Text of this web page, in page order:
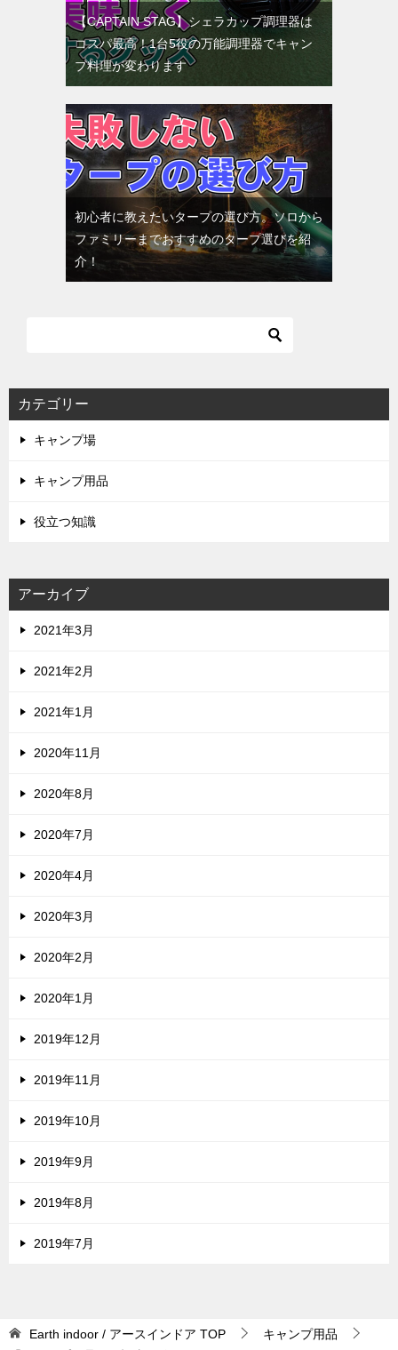
【CAPTAIN STAG】シェラカップ調理器は
コスパ最高！1台5役の万能調理器でキャン
プ料理が変わります
初心者に教えたいタープの選び方。ソロから
ファミリーまでおすすめのタープ選びを紹
介！
カテゴリー
キャンプ場
キャンプ用品
役立つ知識
アーカイブ
2021年3月
2021年2月
2021年1月
2020年11月
2020年8月
2020年7月
2020年4月
2020年3月
2020年2月
2020年1月
2019年12月
2019年11月
2019年10月
2019年9月
2019年8月
2019年7月
Earth indoor / アースインドア TOP
キャンプ用品